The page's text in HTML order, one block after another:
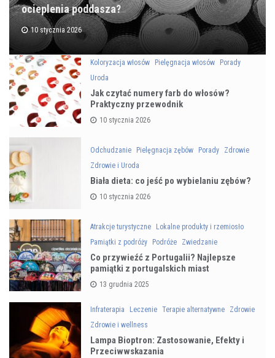
ocieplenia poddasza?
10 stycznia 2026
Koloryzacja włosów Pielęgnacja włosów
Porady
Uroda
Jak czytać numery farb do włosów?
Praktyczny przewodnik
10 stycznia 2026
Odchudzanie Pielęgnacja zębów Porady
Zdrowie
Zdrowie i Uroda
Biała dieta: co jeść po wybielaniu zębów?
10 stycznia 2026
Atrakcje turystyczne
Lokalne produkty i rzemiosło
Pamiątki z podróży
Podróże Zwiedzanie
Co przywieźć z Portugalii? Najlepsze
pamiątki z portugalskich miast
13 grudnia 2025
Infraterapia Leczenie Terapie alternatywne
Zdrowie
Zdrowie i wellness
Lampa Bioptron: Zastosowanie, Efekty i
Przeciwwskazania